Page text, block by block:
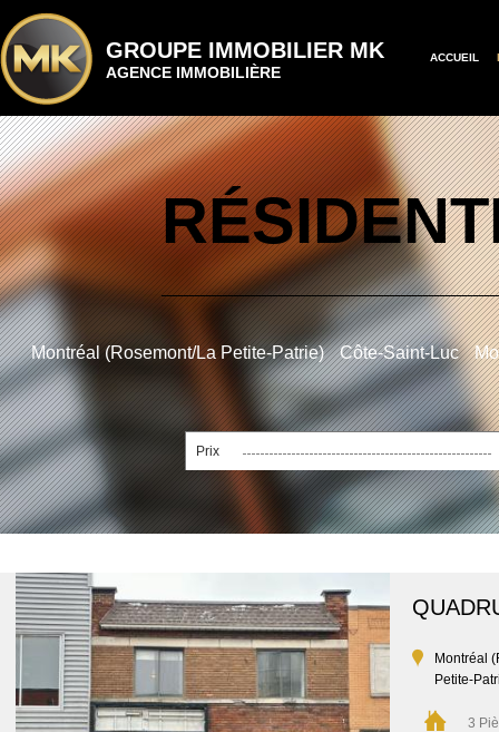
GROUPE IMMOBILIER MK
AGENCE IMMOBILIÈRE
ACCUEIL
Montréal (Rosemont/La Petite-Patrie) Côte-Saint-Luc
Prix
Montréal
Petite-
3